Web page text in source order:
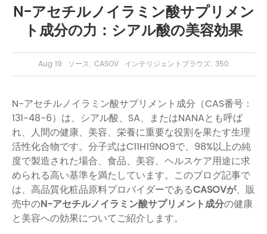
N-アセチルノイラミン酸サプリメン
ト成分の力：シアル酸の美容効果
Aug 19 ソース: CASOV インテリジェントブラウズ: 350
N-アセチルノイラミン酸サプリメント成分（CAS番号：
131-48-6）は、シアル酸、SA、またはNANAとも呼ば
れ、人間の健康、美容、栄養に重要な役割を果たす生理
活性化合物です。分子式はC11H19NO9で、98%以上の純
度で製造された場合、食品、美容、ヘルスケア用途に求
められる高い基準を満たしています。このブログ記事で
は、高品質化粧品原料プロバイダーであるCASOVが、販
売中のN-アセチルノイラミン酸サプリメント成分の健康
と美容への効果についてご紹介します。